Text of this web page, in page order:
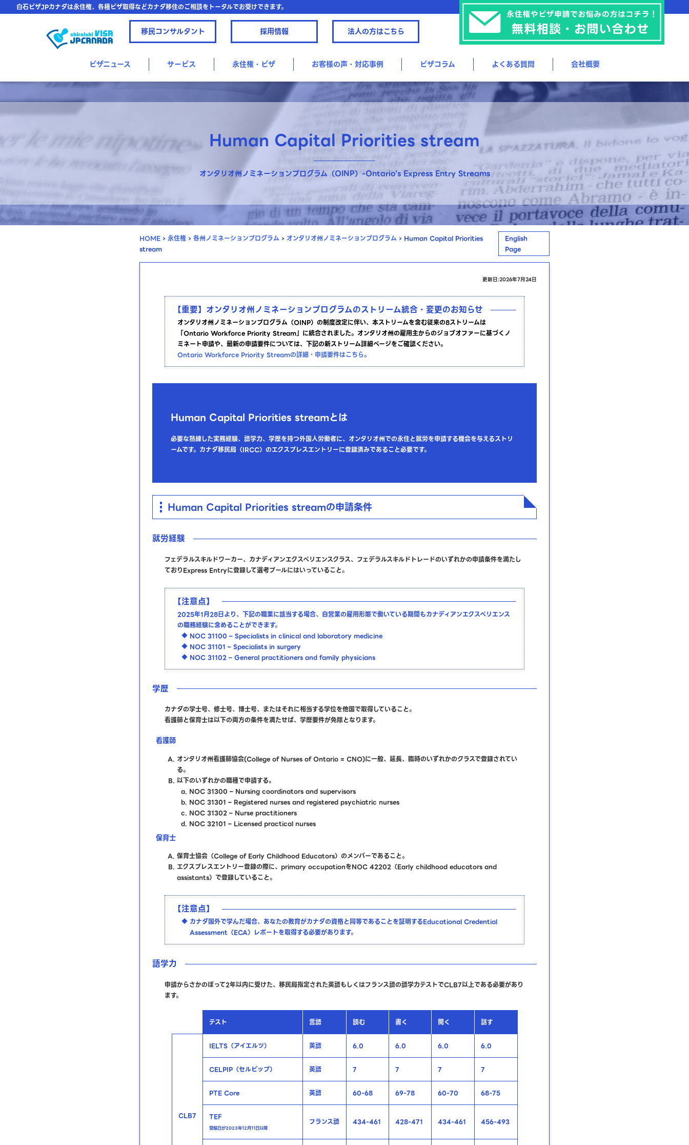
白石ビザJPカナダは永住権、各種ビザ取得などカナダ移住のご相談をトータルでお受けできます。
移民コンサルタント 採用情報 法人の方はこちら
ビザニュース サービス 永住権・ビザ お客様の声・対応事例 ビザコラム よくある質問 会社概要
Human Capital Priorities stream
オンタリオ州ノミネーションプログラム（OINP）-Ontario’s Express Entry Streams
HOME › 永住権 › 各州ノミネーションプログラム › オンタリオ州ノミネーションプログラム › Human Capital Priorities
stream
English
Page
更新日:2026年7月24日
【重要】オンタリオ州ノミネーションプログラムのストリーム統合・変更のお知らせ
オンタリオ州ノミネーションプログラム（OINP）の制度改定に伴い、本ストリームを含む従来の8ストリームは
「Ontario Workforce Priority Stream」に統合されました。オンタリオ州の雇用主からのジョブオファーに基づくノ
ミネート申請や、最新の申請要件については、下記の新ストリーム詳細ページをご確認ください。
Ontario Workforce Priority Streamの詳細・申請要件はこちら。
Human Capital Priorities streamとは
必要な熟練した実務経験、語学力、学歴を持つ外国人労働者に、オンタリオ州での永住と就労を申請する機会を与えるストリ
ームです。カナダ移民局（IRCC）のエクスプレスエントリーに登録済みであること必要です。
Human Capital Priorities streamの申請条件
就労経験
フェデラルスキルドワーカー、カナディアンエクスペリエンスクラス、フェデラルスキルドトレードのいずれかの申請条件を満たし
ておりExpress Entryに登録して選考プールにはいっていること。
【注意点】
2025年1月28日より、下記の職業に該当する場合、自営業の雇用形態で働いている期間もカナディアンエクスペリエンス
の職務経験に含めることができます。
NOC 31100 – Specialists in clinical and laboratory medicine
NOC 31101 – Specialists in surgery
NOC 31102 – General practitioners and family physicians
学歴
カナダの学士号、修士号、博士号、またはそれに相当する学位を他国で取得していること。
看護師と保育士は以下の両方の条件を満たせば、学歴要件が免除となります。
看護師
オンタリオ州看護師協会(College of Nurses of Ontario = CNO)に一般、延長、臨時のいずれかのクラスで登録されてい
る。
以下のいずれかの職種で申請する。
NOC 31300 – Nursing coordinators and supervisors
NOC 31301 – Registered nurses and registered psychiatric nurses
NOC 31302 – Nurse practitioners
NOC 32101 – Licensed practical nurses
保育士
保育士協会（College of Early Childhood Educators）のメンバーであること。
エクスプレスエントリー登録の際に、primary occupationをNOC 42202（Early childhood educators and
assistants）で登録していること。
【注意点】
カナダ国外で学んだ場合、あなたの教育がカナダの資格と同等であることを証明するEducational Credential
Assessment（ECA）レポートを取得する必要があります。
語学力
申請からさかのぼって2年以内に受けた、移民局指定された英語もしくはフランス語の語学力テストでCLB7以上である必要があり
ます。
テスト 言語 読む 書く 聞く 話す
CLB7
IELTS（アイエルツ） 英語 6.0 6.0 6.0 6.0
CELPIP（セルピップ） 英語 7 7 7 7
PTE Core 英語 60-68 69-78 60-70 68-75
TEF
受験日が2023年12月11日以降
フランス語 434-461 428-471 434-461 456-493